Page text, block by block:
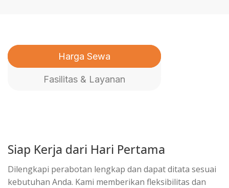
Harga Sewa
Fasilitas & Layanan
Siap Kerja dari Hari Pertama
Dilengkapi perabotan lengkap dan dapat ditata sesuai
kebutuhan Anda. Kami memberikan fleksibilitas dan